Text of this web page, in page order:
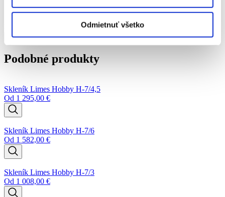
Odmietnuť všetko
množstvo Skleníkové predĺženie Limes Hobby H 7-W
Pridať do košíka
Podobné produkty
Skleník Limes Hobby H-7/4,5
Od 1 295,00 €
Skleník Limes Hobby H-7/6
Od 1 582,00 €
Skleník Limes Hobby H-7/3
Od 1 008,00 €